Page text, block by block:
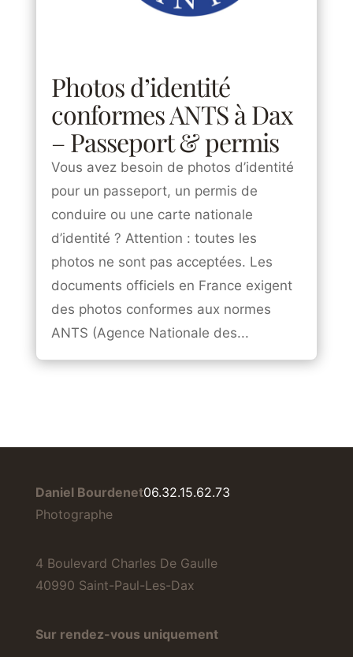
Photos d’identité
conformes ANTS à Dax
– Passeport & permis
Vous avez besoin de photos d’identité
pour un passeport, un permis de
conduire ou une carte nationale
d’identité ? Attention : toutes les
photos ne sont pas acceptées. Les
documents officiels en France exigent
des photos conformes aux normes
ANTS (Agence Nationale des...
Daniel Bourdenet
Photographe
06.32.15.62.73
4 Boulevard Charles De Gaulle
40990 Saint-Paul-Les-Dax
Sur rendez-vous uniquement